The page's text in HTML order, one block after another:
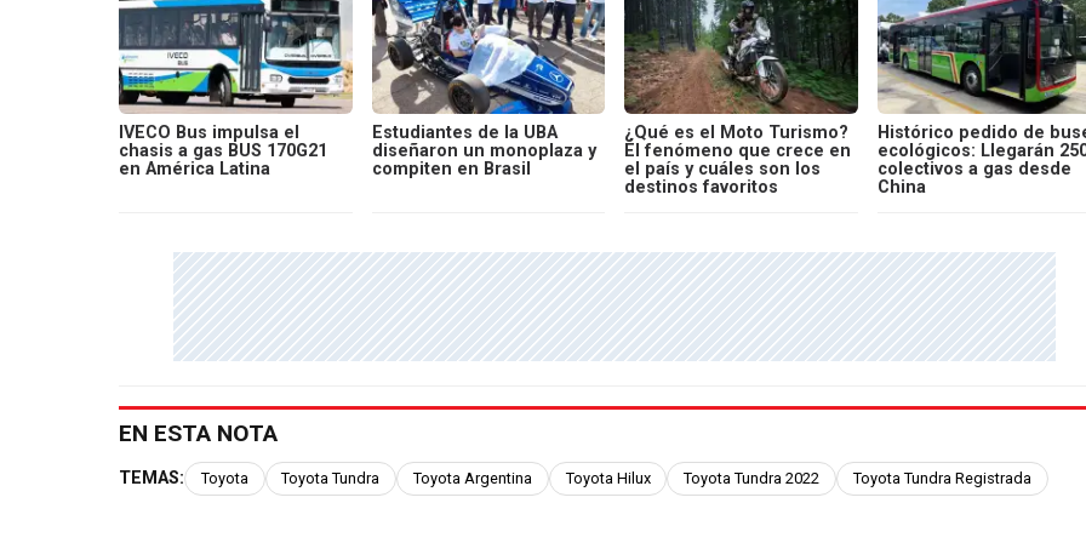
IVECO Bus impulsa el
chasis a gas BUS 170G21
en América Latina
Estudiantes de la UBA
diseñaron un monoplaza y
compiten en Brasil
¿Qué es el Moto Turismo?
El fenómeno que crece en
el país y cuáles son los
destinos favoritos
Histórico pedido de
ecológicos: Llegarán
colectivos a gas desde
China
EN ESTA NOTA
TEMAS: Toyota Toyota Tundra Toyota Argentina Toyota Hilux Toyota Tundra 2022 Toyota Tundra Registrada